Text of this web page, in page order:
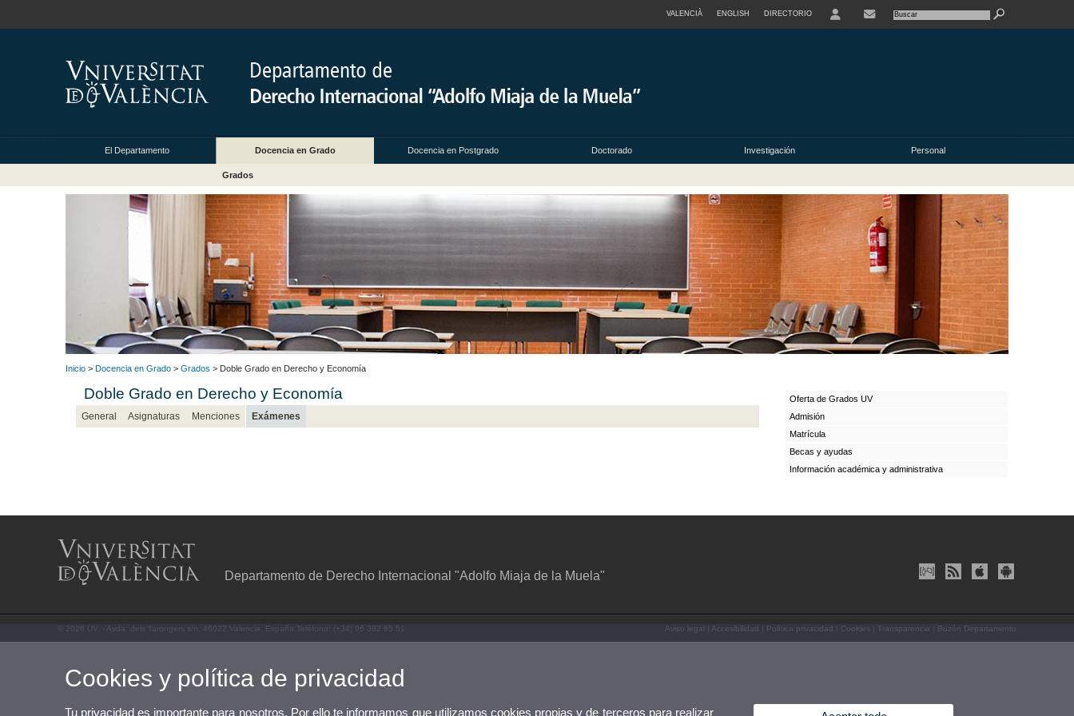
VALENCIÀ ENGLISH DIRECTORIO
El Departamento Docencia en Grado Docencia en Postgrado Doctorado Investigación Personal
Grados
Inicio > Docencia en Grado > Grados > Doble Grado en Derecho y Economía
Doble Grado en Derecho y Economía
General Asignaturas Menciones Exámenes
Oferta de Grados UV
Admisión
Matrícula
Becas y ayudas
Información académica y administrativa
Departamento de Derecho Internacional "Adolfo Miaja de la Muela"
© 2026 UV. - Avda. dels Tarongers s/n, 46022 Valencia. España.Teléfono: (+34) 96 382 85 51 Aviso legal Accesibilidad Política privacidad Cookies Transparencia Buzón Departamento
Cookies y política de privacidad
Tu privacidad es importante para nosotros. Por ello te informamos que utilizamos cookies propias y de terceros para realizar